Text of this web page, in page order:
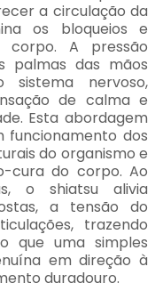
a circulação da
os bloqueios e
corpo. A pressão
palmas das mãos
nervoso,
de calma e
Esta abordagem
dos
do organismo e
cura do corpo. Ao
o shiatsu alivia
a tensão do
trazendo
que uma simples
em direção à
duradouro.